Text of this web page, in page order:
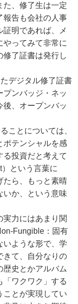
た、修了生は一定
報告も会社の人事
明であれば、メ
やってみて非常に
修了証書は発行し
デジタル修了証書
プンバッジ・ネッ
後、オープンバッ
ことについては、
ポテンシャルを感
る投資だと考えて
という言葉に
たら、もっと素晴
いか、という意味
力にはあまり関
Fungible：固有
いような形で、学
きて、自分なりの
歴史とかアルバム
「ワクワク」する
ことが実現してい